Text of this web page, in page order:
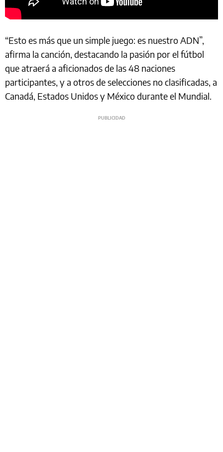
“Esto es más que un simple juego: es nuestro ADN”,
afirma la canción, destacando la pasión por el fútbol
que atraerá a aficionados de las 48 naciones
participantes, y a otros de selecciones no clasificadas, a
Canadá, Estados Unidos y México durante el Mundial.